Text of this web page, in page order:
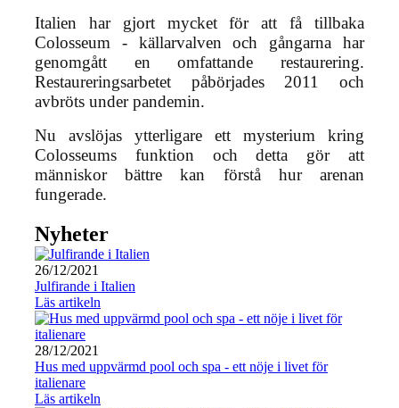
Italien har gjort mycket för att få tillbaka
Colosseum - källarvalven och gångarna har
genomgått en omfattande restaurering.
Restaureringsarbetet påbörjades 2011 och
avbröts under pandemin.
Nu avslöjas ytterligare ett mysterium kring
Colosseums funktion och detta gör att
människor bättre kan förstå hur arenan
fungerade.
Nyheter
26/12/2021
Julfirande i Italien
Läs artikeln
28/12/2021
Hus med uppvärmd pool och spa - ett nöje i livet för
italienare
Läs artikeln